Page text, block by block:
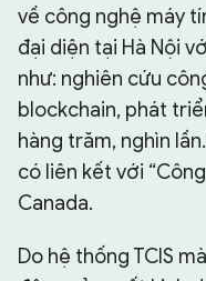
về công nghệ máy
đại diện tại Hà Nội
như: nghiên cứu
blockchain, phát
hàng trăm, nghìn
có liên kết với
Canada.
Do hệ thống TCIS